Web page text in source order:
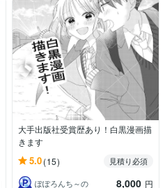
大手出版社受賞歴あり！白黒漫画描
きます
5.0(15)
見積り必須
ぽぽろんち～の
8,000 円